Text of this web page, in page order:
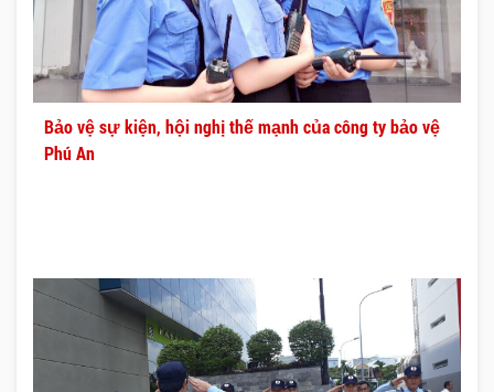
Bảo vệ sự kiện, hội nghị thế mạnh của công ty bảo vệ
Phú An